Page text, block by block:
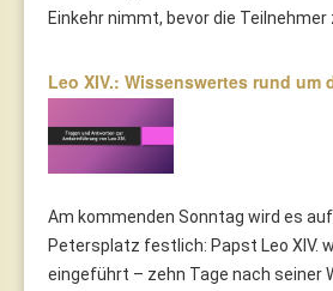
Einkehr nimmt, bevor die Teilnehmer
Leo XIV.: Wissenswertes rund um
Am kommenden Sonntag wird es
Petersplatz festlich: Papst Leo XIV.
eingeführt – zehn Tage nach seiner